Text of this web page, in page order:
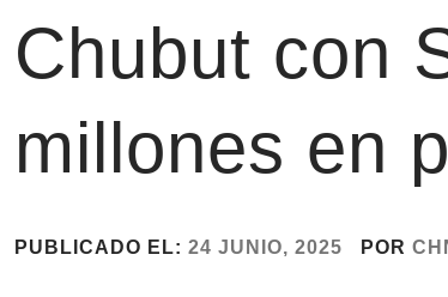
Chubut con
millones en
PUBLICADO EL: 24 JUNIO, 2025 POR